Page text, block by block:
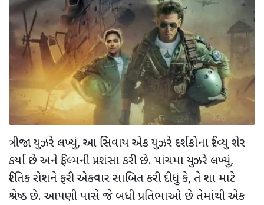
ત્રીજા યુઝરે લખ્યું, આ સિવાય એક યુઝરે દર્શકોના રિવ્યુ શેર
કર્યા છે અને ફિલ્મની પ્રશંસા કરી છે. પાંચમા યુઝરે લખ્યું,
રિતિક રોશને ફરી એકવાર સાબિત કરી દીધું કે, તે શા માટે
શ્રેષ્ઠ છે. આપણી પાસે જે બધી પ્રતિભાઓ છે તેમાંથી એક